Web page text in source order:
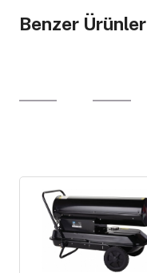
Benzer Ürünler